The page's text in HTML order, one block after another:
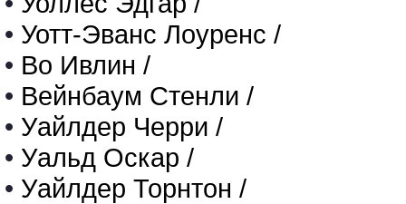
• Уотт-Эванс Лоуренс /
• Во Ивлин /
• Вейнбаум Стенли /
• Уайлдер Черри /
• Уальд Оскар /
• Уайлдер Торнтон /